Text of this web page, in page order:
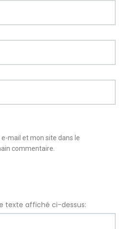
mail et mon site dans le
commentaire.
texte affiché ci-dessus: